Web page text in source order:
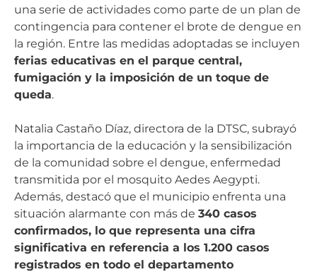
una serie de actividades como parte de un plan de
contingencia para contener el brote de dengue en
la región. Entre las medidas adoptadas se incluyen
ferias educativas en el parque central,
fumigación y la imposición de un toque de
queda.
Natalia Castaño Díaz, directora de la DTSC, subrayó
la importancia de la educación y la sensibilización
de la comunidad sobre el dengue, enfermedad
transmitida por el mosquito Aedes Aegypti.
Además, destacó que el municipio enfrenta una
situación alarmante con más de 340 casos
confirmados, lo que representa una cifra
significativa en referencia a los 1.200 casos
registrados en todo el departamento